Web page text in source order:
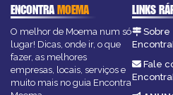
ENCONTRAMOEMA
O melhor de Moema num só
lugar! Dicas, onde ir, o que
fazer, as melhores
empresas, locais, serviços e
muito mais no guia Encontra
LINKS
Sobre
Fale